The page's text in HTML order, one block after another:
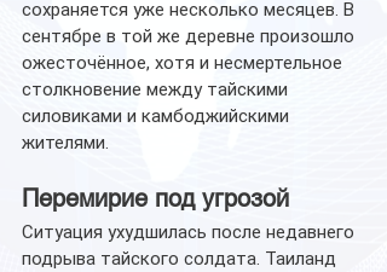
сохраняется уже несколько месяцев. В
сентябре в той же деревне произошло
ожесточённое, хотя и несмертельное
столкновение между тайскими
силовиками и камбоджийскими
жителями.
Перемирие под угрозой
Ситуация ухудшилась после недавнего
подрыва тайского солдата. Таиланд